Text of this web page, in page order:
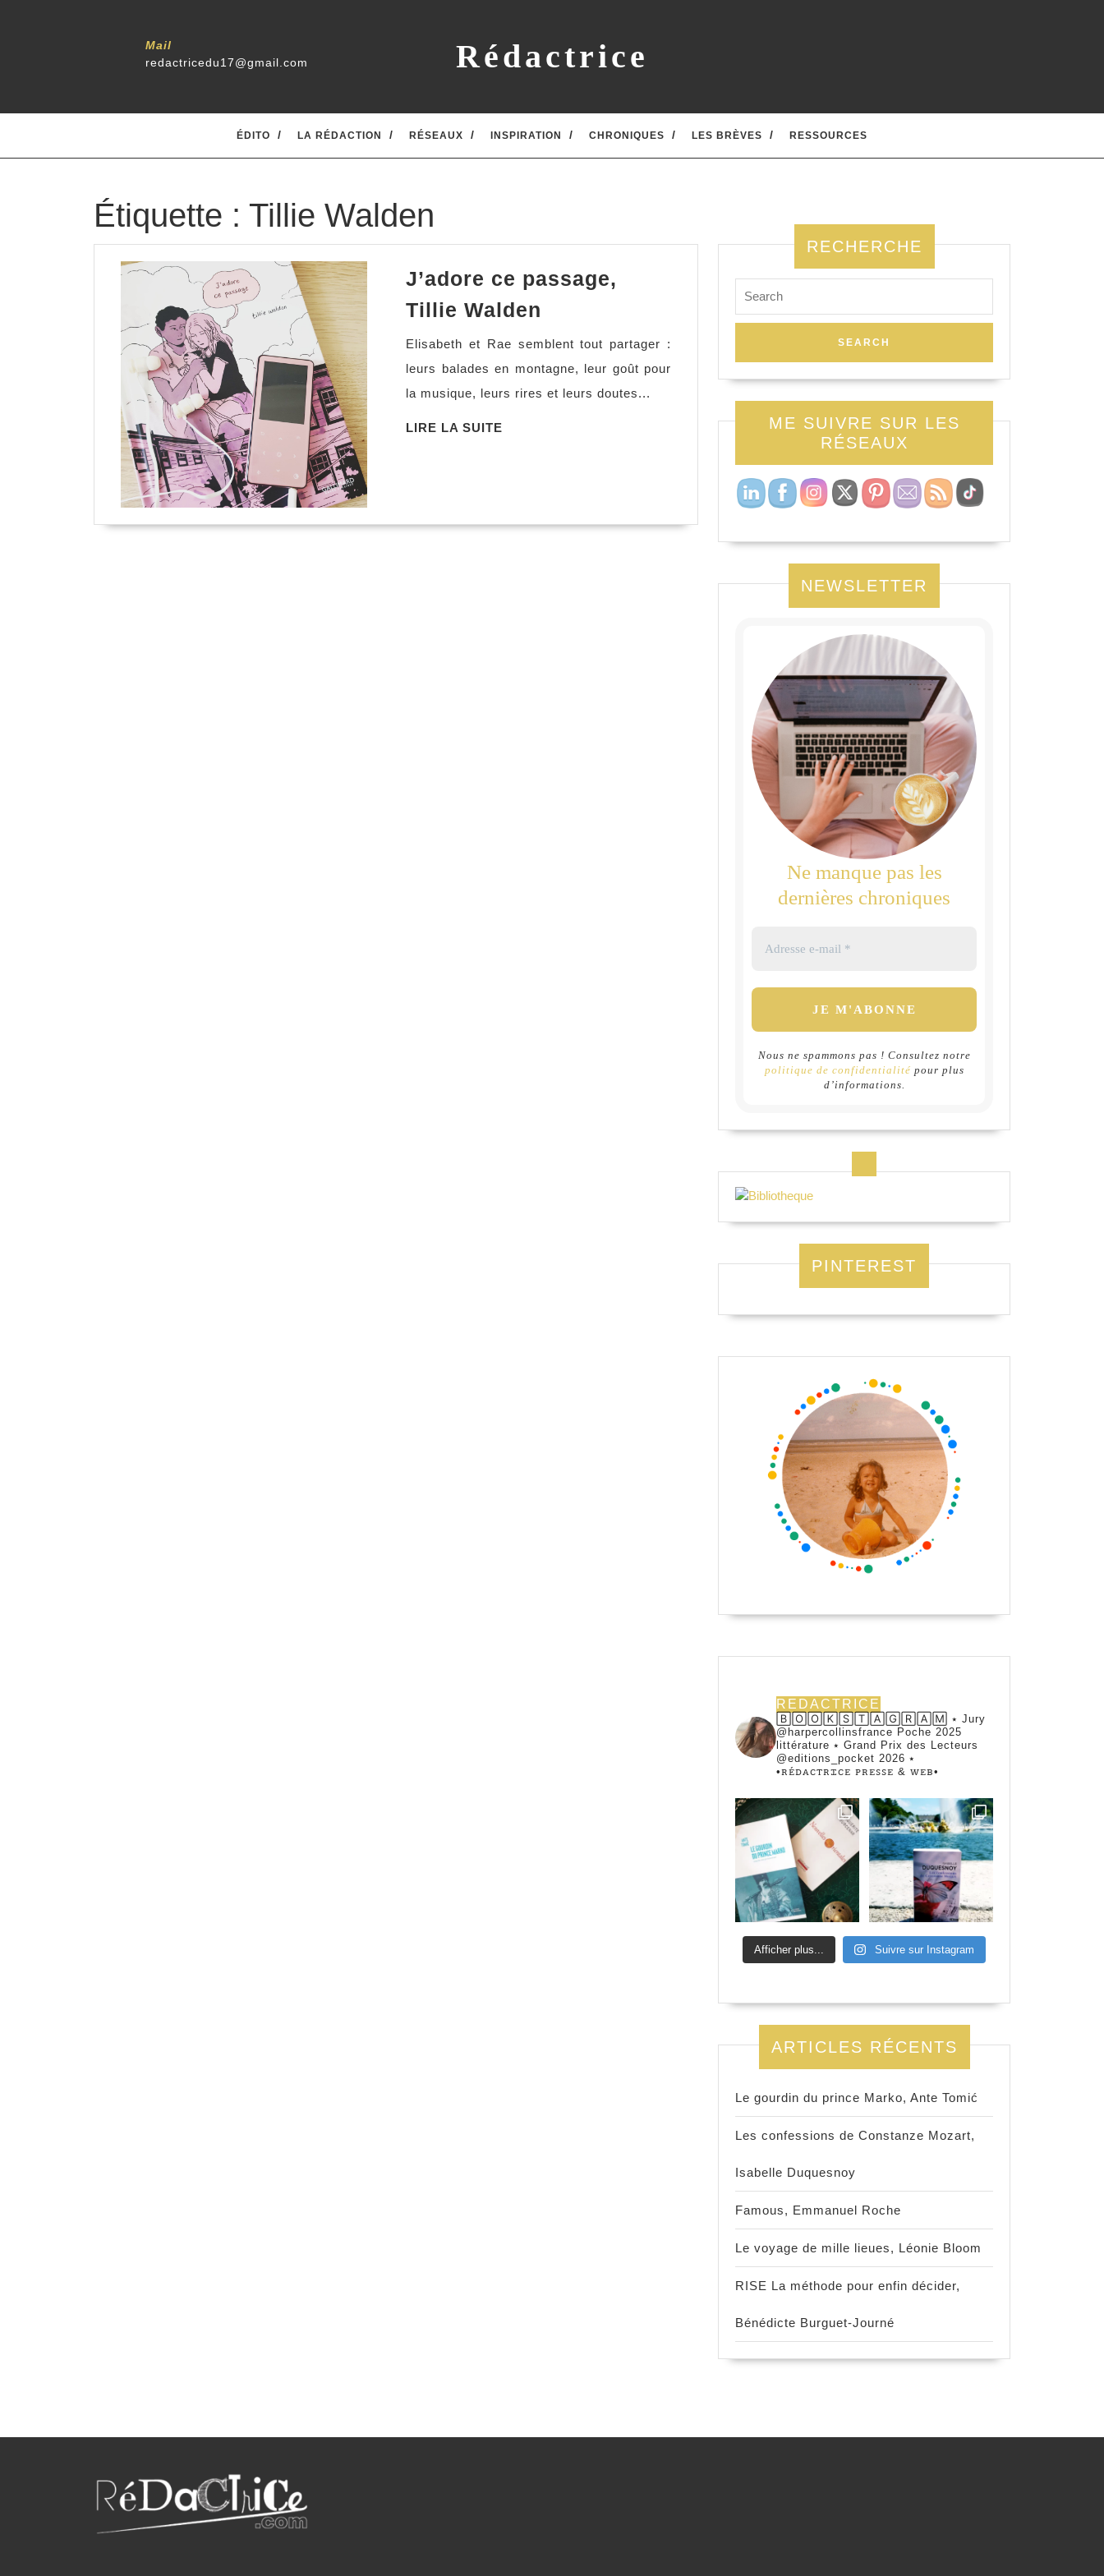
Mail
redactricedu17@gmail.com
Rédactrice
ÉDITO LA RÉDACTION RÉSEAUX INSPIRATION CHRONIQUES LES BRÈVES RESSOURCES
Étiquette : Tillie Walden
J’adore ce passage,
Tillie Walden
passage,
Tillie
Walden
Elisabeth et Rae semblent tout partager :
leurs balades en montagne, leur goût pour
la musique, leurs rires et leurs doutes...
LIRE LA SUITE
RECHERCHE
for:
ME SUIVRE SUR LES
RÉSEAUX
NEWSLETTER
Ne manque pas les
dernières chroniques
Nous ne spammons pas ! Consultez notre
politique de confidentialité pour plus
d’informations.
PINTEREST
REDACTRICE
🄱🄾🄾🄺🅂🅃🄰🄶🅁🄰🄼 ⭑ Jury
@harpercollinsfrance Poche 2025
littérature ⭑ Grand Prix des Lecteurs
@editions_pocket 2026 ⭑
•ꭱꭼ́ꭰꭺꮯꭲꭱꮖꮯꭼ ꮲꭱꭼꮪꮪꭼ & ꮃꭼᏼ•
Afficher plus... Suivre sur Instagram
ARTICLES RÉCENTS
Le gourdin du prince Marko, Ante Tomić
Les confessions de Constanze Mozart,
Isabelle Duquesnoy
Famous, Emmanuel Roche
Le voyage de mille lieues, Léonie Bloom
RISE La méthode pour enfin décider,
Bénédicte Burguet-Journé